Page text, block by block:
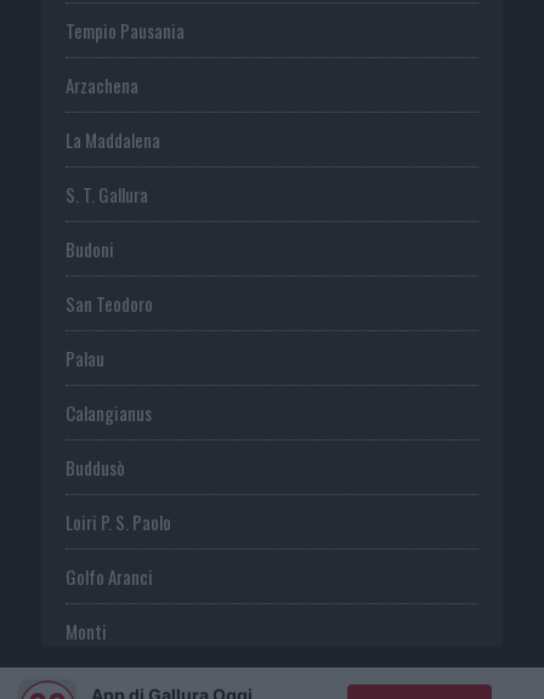
Tempio Pausania
Arzachena
La Maddalena
S. T. Gallura
Budoni
San Teodoro
Palau
Calangianus
Buddusò
Loiri P. S. Paolo
Golfo Aranci
Monti
TeltiApp di Gallura Oggi